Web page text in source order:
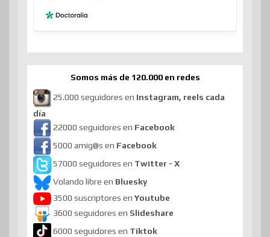
Somos más de 120.000 en redes
25.000 seguidores en Instagram, reels cada
día
22000 seguidores en Facebook
5000 amig@s en Facebook
57000 seguidores en Twitter - X
Volando libre en Bluesky
3500 suscriptores en Youtube
3600 seguidores en Slideshare
6000 seguidores en Tiktok